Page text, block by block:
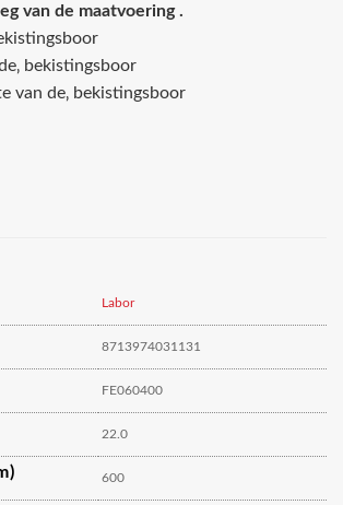
van de maatvoering .
bekistingsboor
van de‚ bekistingsboor
Labor
8713974031131
FE060400
22.0
600